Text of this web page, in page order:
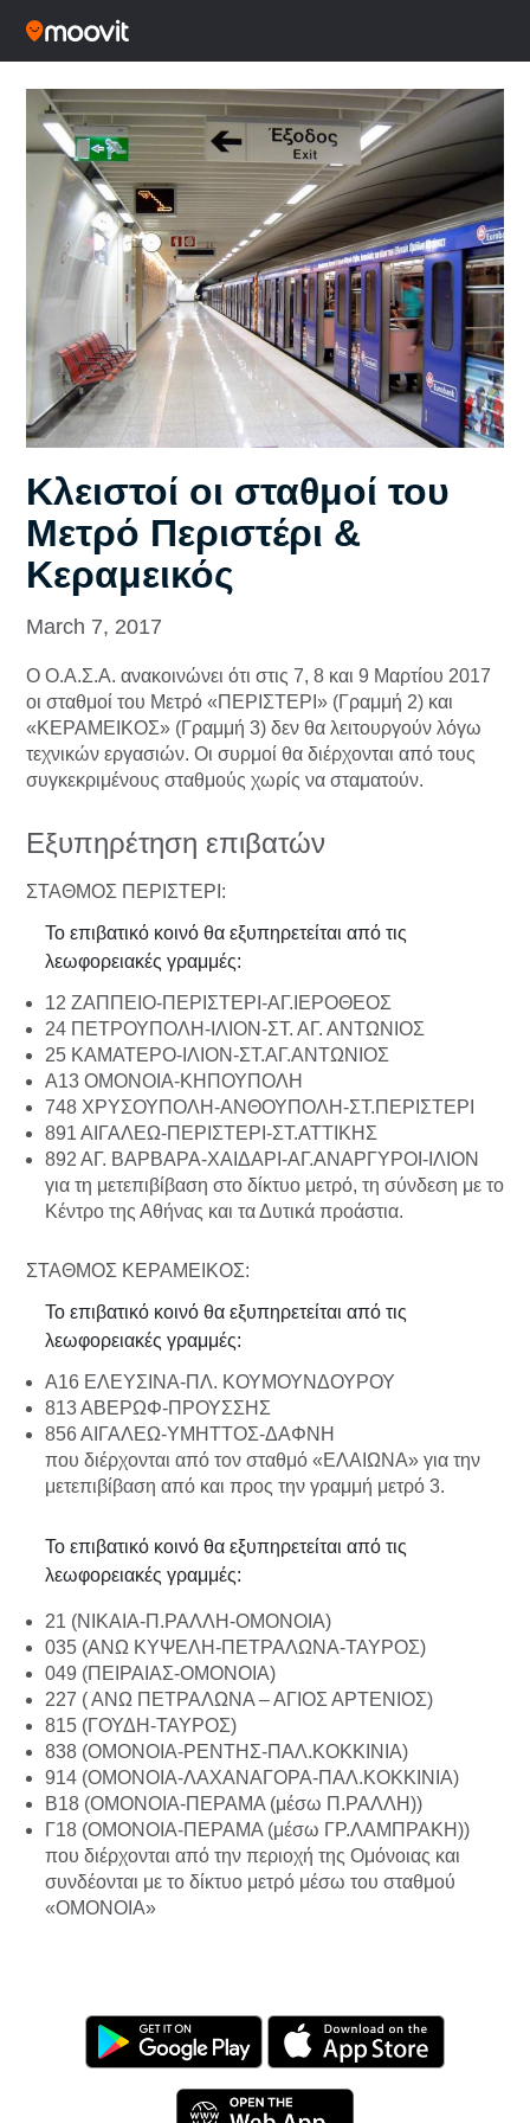
Κλειστοί οι σταθμοί του
Μετρό Περιστέρι &
Κεραμεικός
March 7, 2017
Ο Ο.Α.Σ.Α. ανακοινώνει ότι στις 7, 8 και 9 Μαρτίου 2017
οι σταθμοί του Μετρό «ΠΕΡΙΣΤΕΡΙ» (Γραμμή 2) και
«ΚΕΡΑΜΕΙΚΟΣ» (Γραμμή 3) δεν θα λειτουργούν λόγω
τεχνικών εργασιών. Οι συρμοί θα διέρχονται από τους
συγκεκριμένους σταθμούς χωρίς να σταματούν.
Εξυπηρέτηση επιβατών
ΣΤΑΘΜΟΣ ΠΕΡΙΣΤΕΡΙ:
Το επιβατικό κοινό θα εξυπηρετείται από τις
λεωφορειακές γραμμές:
12 ΖΑΠΠΕΙΟ-ΠΕΡΙΣΤΕΡΙ-ΑΓ.ΙΕΡΟΘΕΟΣ
24 ΠΕΤΡΟΥΠΟΛΗ-ΙΛΙΟΝ-ΣΤ. ΑΓ. ΑΝΤΩΝΙΟΣ
25 ΚΑΜΑΤΕΡΟ-ΙΛΙΟΝ-ΣΤ.ΑΓ.ΑΝΤΩΝΙΟΣ
Α13 ΟΜΟΝΟΙΑ-ΚΗΠΟΥΠΟΛΗ
748 ΧΡΥΣΟΥΠΟΛΗ-ΑΝΘΟΥΠΟΛΗ-ΣΤ.ΠΕΡΙΣΤΕΡΙ
891 ΑΙΓΑΛΕΩ-ΠΕΡΙΣΤΕΡΙ-ΣΤ.ΑΤΤΙΚΗΣ
892 ΑΓ. ΒΑΡΒΑΡΑ-ΧΑΙΔΑΡΙ-ΑΓ.ΑΝΑΡΓΥΡΟΙ-ΙΛΙΟΝ
για τη μετεπιβίβαση στο δίκτυο μετρό, τη σύνδεση με το
Κέντρο της Αθήνας και τα Δυτικά προάστια.
ΣΤΑΘΜΟΣ ΚΕΡΑΜΕΙΚΟΣ:
Το επιβατικό κοινό θα εξυπηρετείται από τις
λεωφορειακές γραμμές:
Α16 ΕΛΕΥΣΙΝΑ-ΠΛ. ΚΟΥΜΟΥΝΔΟΥΡΟΥ
813 ABEΡΩΦ-ΠΡΟΥΣΣΗΣ
856 ΑΙΓΑΛΕΩ-ΥΜΗΤΤΟΣ-ΔΑΦΝΗ
που διέρχονται από τον σταθμό «ΕΛΑΙΩΝΑ» για την
μετεπιβίβαση από και προς την γραμμή μετρό 3.
Το επιβατικό κοινό θα εξυπηρετείται από τις
λεωφορειακές γραμμές:
21 (NIKAIA-Π.ΡΑΛΛΗ-OMONOIA)
035 (ΑΝΩ ΚΥΨΕΛΗ-ΠΕΤΡΑΛΩΝΑ-ΤΑΥΡΟΣ)
049 (ΠΕΙΡΑΙΑΣ-ΟΜΟΝΟΙΑ)
227 ( ΑΝΩ ΠΕΤΡΑΛΩΝΑ – ΑΓΙΟΣ ΑΡΤΕΝΙΟΣ)
815 (ΓΟΥΔΗ-ΤΑΥΡΟΣ)
838 (ΟΜΟΝΟΙΑ-ΡΕΝΤΗΣ-ΠΑΛ.ΚΟΚΚΙΝΙΑ)
914 (ΟΜΟΝΟΙΑ-ΛΑΧΑΝΑΓΟΡΑ-ΠΑΛ.ΚΟΚΚΙΝΙΑ)
Β18 (ΟΜΟΝΟΙΑ-ΠΕΡΑΜΑ (μέσω Π.ΡΑΛΛΗ))
Γ18 (ΟΜΟΝΟΙΑ-ΠΕΡΑΜΑ (μέσω ΓΡ.ΛΑΜΠΡΑΚΗ))
που διέρχονται από την περιοχή της Ομόνοιας και
συνδέονται με το δίκτυο μετρό μέσω του σταθμού
«ΟΜΟΝΟΙΑ»